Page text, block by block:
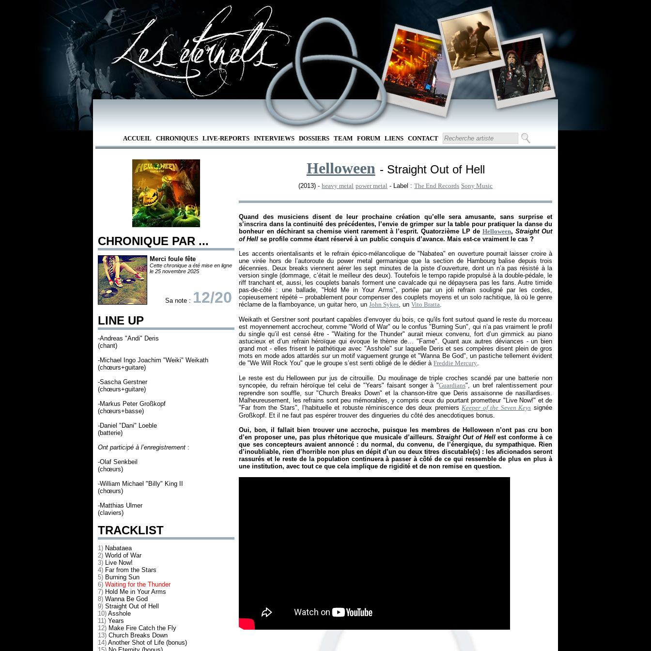
ACCUEIL CHRONIQUES LIVE-REPORTS INTERVIEWS DOSSIERS TEAM FORUM LIENS CONTACT
CHRONIQUE PAR ...
Merci foule fête
Cette chronique a été mise en ligne
le 25 novembre 2025
Sa note : 12/20
LINE UP
-Andreas "Andi" Deris
(chant)
-Michael Ingo Joachim "Weiki" Weikath
(chœurs+guitare)
-Sascha Gerstner
(chœurs+guitare)
-Markus Peter Großkopf
(chœurs+basse)
-Daniel "Dani" Loeble
(batterie)
Ont participé à l’enregistrement :
-Olaf Senkbeil
(chœurs)
-William Michael "Billy" King II
(chœurs)
-Matthias Ulmer
(claviers)
TRACKLIST
1) Nabataea
2) World of War
3) Live Now!
4) Far from the Stars
5) Burning Sun
6) Waiting for the Thunder
7) Hold Me in Your Arms
8) Wanna Be God
9) Straight Out of Hell
10) Asshole
11) Years
12) Make Fire Catch the Fly
13) Church Breaks Down
14) Another Shot of Life (bonus)
Helloween - Straight Out of Hell
(2013) -heavy metal power metal - Label :The End Records Sony Music
Quand des musiciens disent de leur prochaine création qu’elle sera amusante, sans surprise et
s’inscrira dans la continuité des précédentes, l’envie de grimper sur la table pour pratiquer la danse du
bonheur en déchirant sa chemise vient rarement à l’esprit. Quatorzième LP de Helloween, Straight Out
of Hell se profile comme étant réservé à un public conquis d’avance. Mais est-ce vraiment le cas ?
Les accents orientalisants et le refrain épico-mélancolique de "Nabatea" en ouverture pourrait laisser croire à
une virée hors de l’autoroute du power metal germanique que la section de Hambourg balise depuis trois
décennies. Deux breaks viennent aérer les sept minutes de la piste d’ouverture, dont un n’a pas résisté à la
version single (dommage, c’était le meilleur des deux). Toutefois le tempo rapide propulsé à la double-pédale, le
riff tranchant et, aussi, les couplets banals forment une cavalcade qui ne dépaysera pas les fans. Autre timide
pas-de-côté : une ballade, "Hold Me in Your Arms", portée par un joli refrain souligné par les cordes,
copieusement répété – probablement pour compenser des couplets moyens et un solo rachitique, là où le genre
réclame de la flamboyance, un guitar hero, unJohn Sykes, unVito Bratta.
Weikath et Gerstner sont pourtant capables d’envoyer du bois, ce qu'ils font surtout quand le reste du morceau
est moyennement accrocheur, comme "World of War" ou le confus "Burning Sun", qui n’a pas vraiment le profil
du single qu’il est censé être - "Waiting for the Thunder" aurait mieux convenu, fort d’un gimmick au piano
astucieux et d’un refrain héroïque qui évoque le thème de… "Fame". Quant aux autres déviances - un bien
grand mot - elles frisent le pathétique avec "Asshole" sur laquelle Deris et ses compères disent plein de gros
mots en mode ados attardés sur un motif vaguement grunge et "Wanna Be God", un pastiche tellement évident
de "We Will Rock You" que le groupe s’est senti obligé de le dédier àFreddie Mercury.
Le reste est du Helloween pur jus de citrouille. Du moulinage de triple croches scandé par une batterie non
syncopée, du refrain héroïque tel celui de "Years" faisant songer à "Guardians", un bref ralentissement pour
reprendre son souffle, sur "Church Breaks Down" et la chanson-titre que Deris assaisonne de nasillardises.
Malheureusement, les refrains sont peu mémorables, y compris ceux du pourtant prometteur "Live Now!" et de
"Far from the Stars", l’habituelle et robuste réminiscence des deux premiersKeeper of the Seven Keys signée
Großkopf. Et il ne faut pas espérer trouver des dingueries du côté des anecdotiques bonus.
Oui, bon, il fallait bien trouver une accroche, puisque les membres de Helloween n’ont pas cru bon
d’en proposer une, pas plus rhétorique que musicale d’ailleurs.Straight Out of Hellest conforme à ce
que ses concepteurs avaient annoncé : du normal, du convenu, de l’énergique, du sympathique. Rien
d’inoubliable, rien d’horrible non plus en dépit d’un ou deux titres discutable(s) : les aficionados seront
rassurés et le reste de la population continuera à passer à côté de ce qui ressemble de plus en plus à
une institution, avec tout ce que cela implique de rigidité et de non remise en question.